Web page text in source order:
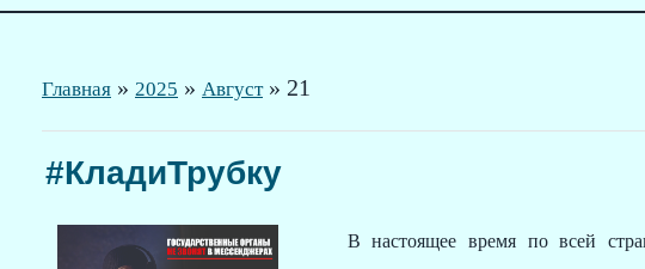
Главная » 2025 » Август » 21
#КладиТрубку
В настоящее время по всей стране